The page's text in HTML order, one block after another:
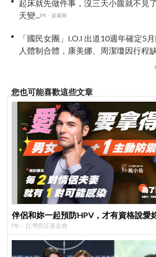
起床就先做件事，沒三天小腹就不見
天變...
PR・新素簡
「國民女團」I.O.I 出道10週年確定5
人體制合體，康美娜、周潔瓊因行程
您也可能喜歡這些文章
伴侶和妳一起預防HPV，才有資格說愛
PR・台灣癌症基金會